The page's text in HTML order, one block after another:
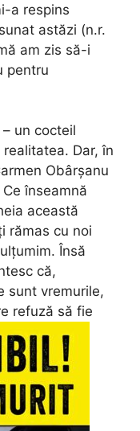
a respins
astăzi (n.r.
am zis să-i
pentru
un cocteil
Dar, în
Obârșanu
înseamnă
această
rămas cu noi
Însă
că,
sunt vremurile,
refuză să fie